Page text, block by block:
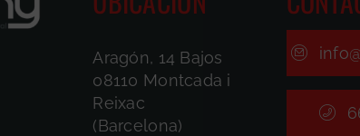
Aragón, 14 Bajos
08110 Montcada i
Reixac
(Barcelona)